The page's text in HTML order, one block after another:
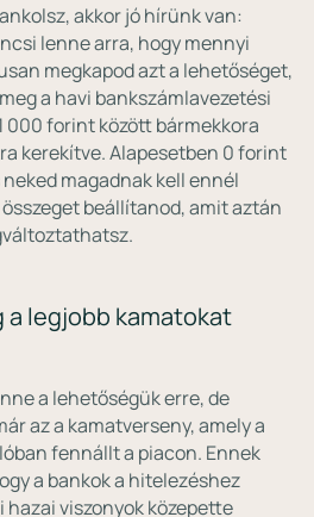
akkor jó hírünk van:
lenne arra, hogy mennyi
megkapod azt a lehetőséget,
a havi bankszámlavezetési
000 forint között bármekkora
kerekítve. Alapesetben 0 forint
magadnak kell ennél
beállítanod, amit aztán
a legjobb kamatokat
a lehetőségük erre, de
az a kamatverseny, amely a
fennállt a piacon. Ennek
a bankok a hitelezéshez
viszonyok közepette